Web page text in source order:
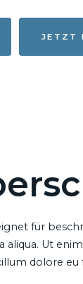
JETZT
für
aliqua. Ut
dolore